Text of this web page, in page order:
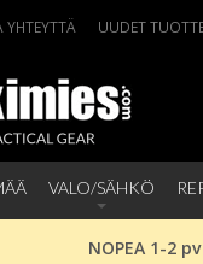
YHTEYTTÄ UUDET
VALO/SÄHKÖ
NOPEA 1-2